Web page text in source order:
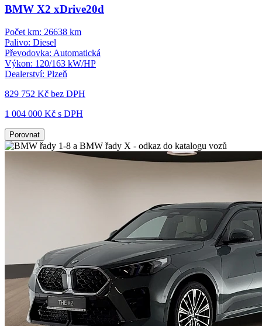
BMW X2 xDrive20d
Počet km: 26638 km
Palivo: Diesel
Převodovka: Automatická
Výkon: 120/163 kW/HP
Dealerství: Plzeň
829 752 Kč bez DPH
1 004 000 Kč s DPH
Porovnat